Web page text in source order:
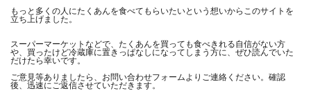
もっと多くの人にたくあんを食べてもらいたいという想いからこのサイトを
立ち上げました。
スーパーマーケットなどで、たくあんを買っても食べきれる自信がない方
や、買ったけど冷蔵庫に置きっぱなしになってしまう方に、ぜひ読んでいた
だけたら幸いです。
ご意見等ありましたら、 お問い合わせフォーム よりご連絡ください。確認
後、迅速にご返信させていただきます。